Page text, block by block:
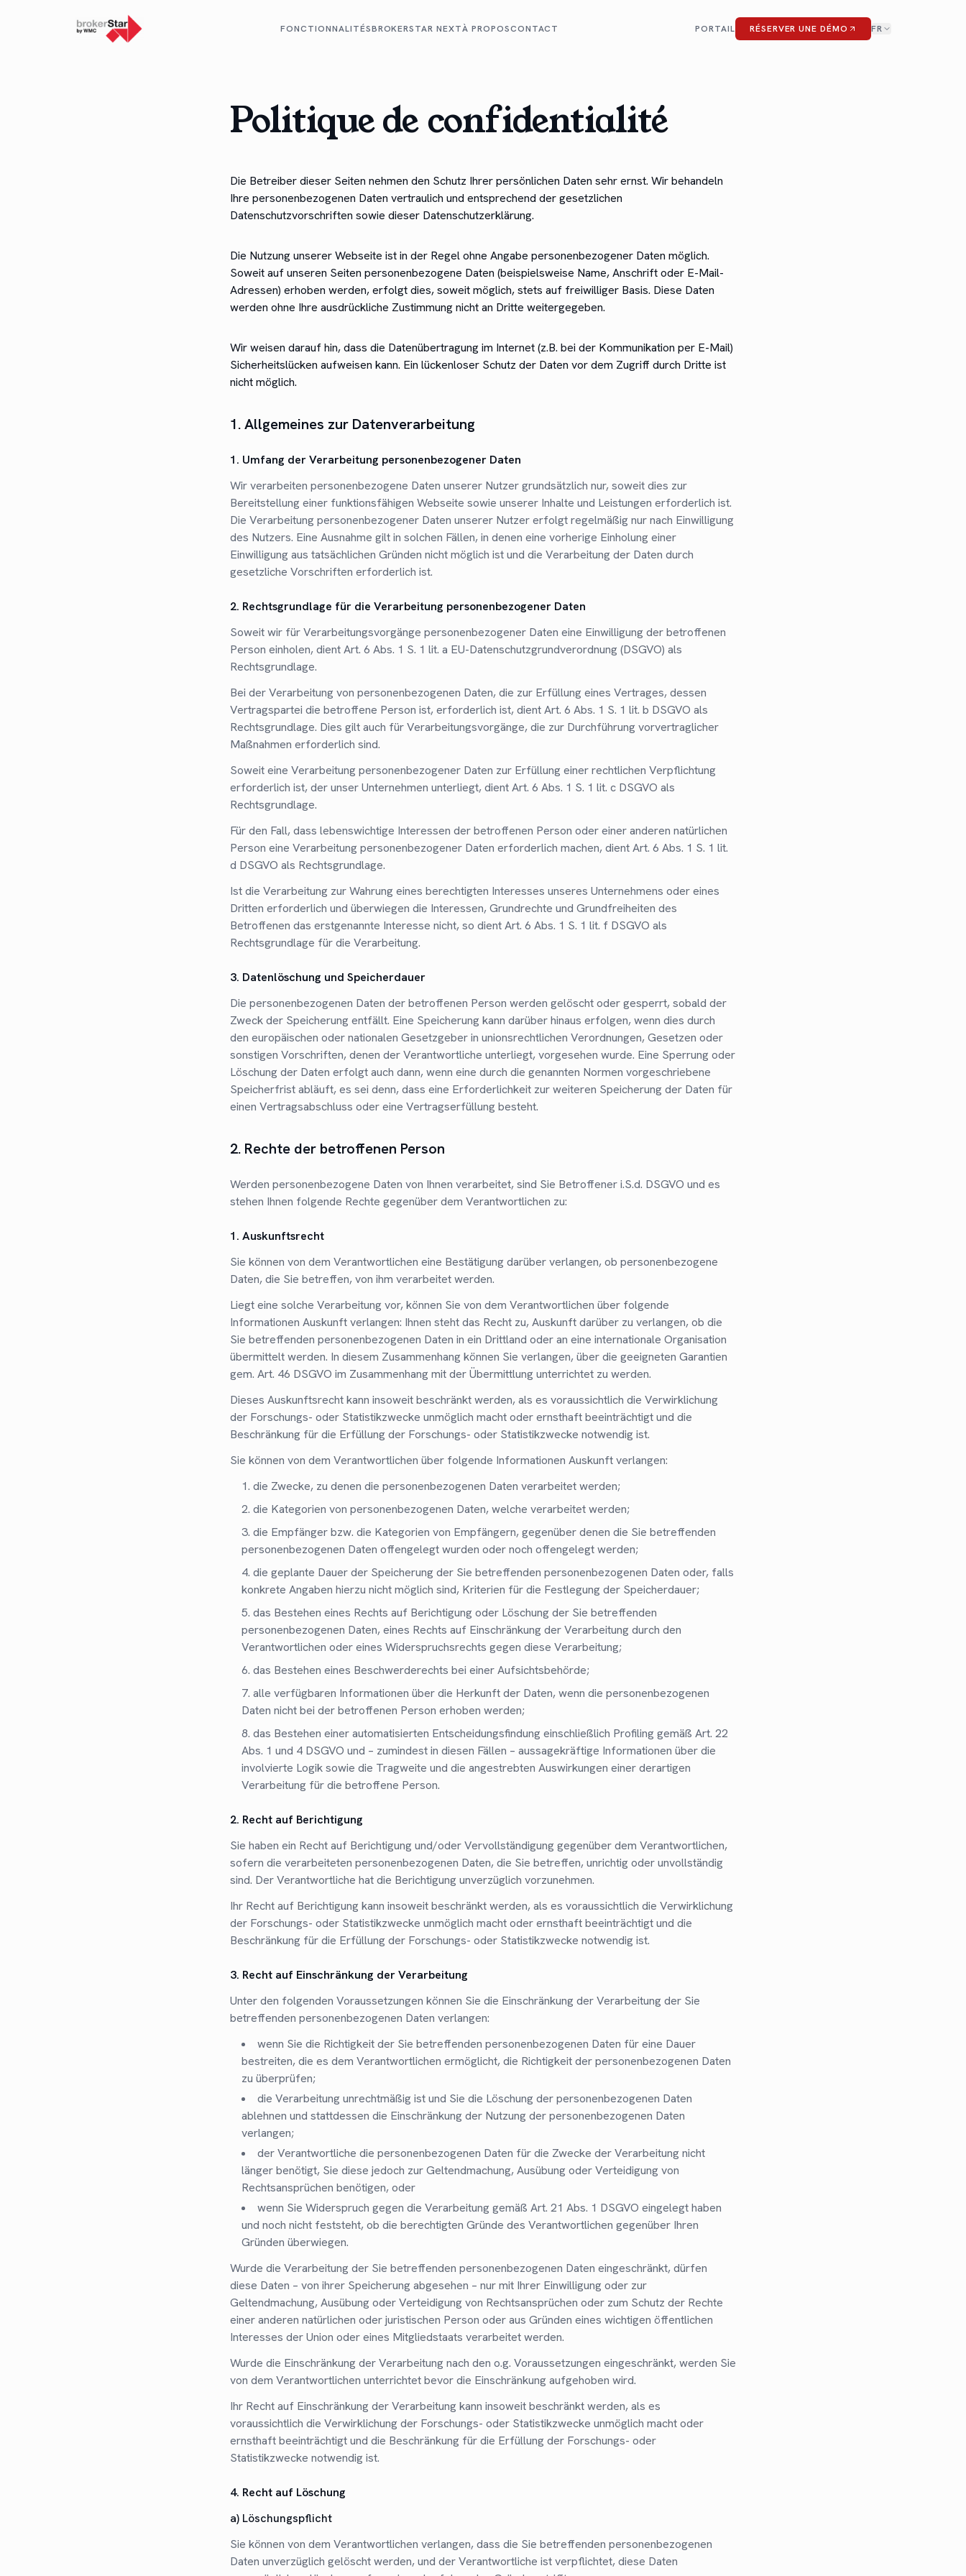
FONCTIONNALITÉSBROKERSTAR NEXTÀ PROPOSCONTACT PORTAIL RÉSERVER UNE DÉMO FR
Politique de confidentialité
Die Betreiber dieser Seiten nehmen den Schutz Ihrer persönlichen Daten sehr ernst. Wir behandeln
Ihre personenbezogenen Daten vertraulich und entsprechend der gesetzlichen
Datenschutzvorschriften sowie dieser Datenschutzerklärung.
Die Nutzung unserer Webseite ist in der Regel ohne Angabe personenbezogener Daten möglich.
Soweit auf unseren Seiten personenbezogene Daten (beispielsweise Name, Anschrift oder E-Mail-
Adressen) erhoben werden, erfolgt dies, soweit möglich, stets auf freiwilliger Basis. Diese Daten
werden ohne Ihre ausdrückliche Zustimmung nicht an Dritte weitergegeben.
Wir weisen darauf hin, dass die Datenübertragung im Internet (z.B. bei der Kommunikation per E-Mail)
Sicherheitslücken aufweisen kann. Ein lückenloser Schutz der Daten vor dem Zugriff durch Dritte ist
nicht möglich.
1. Allgemeines zur Datenverarbeitung
1. Umfang der Verarbeitung personenbezogener Daten
Wir verarbeiten personenbezogene Daten unserer Nutzer grundsätzlich nur, soweit dies zur
Bereitstellung einer funktionsfähigen Webseite sowie unserer Inhalte und Leistungen erforderlich ist.
Die Verarbeitung personenbezogener Daten unserer Nutzer erfolgt regelmäßig nur nach Einwilligung
des Nutzers. Eine Ausnahme gilt in solchen Fällen, in denen eine vorherige Einholung einer
Einwilligung aus tatsächlichen Gründen nicht möglich ist und die Verarbeitung der Daten durch
gesetzliche Vorschriften erforderlich ist.
2. Rechtsgrundlage für die Verarbeitung personenbezogener Daten
Soweit wir für Verarbeitungsvorgänge personenbezogener Daten eine Einwilligung der betroffenen
Person einholen, dient Art. 6 Abs. 1 S. 1 lit. a EU-Datenschutzgrundverordnung (DSGVO) als
Rechtsgrundlage.
Bei der Verarbeitung von personenbezogenen Daten, die zur Erfüllung eines Vertrages, dessen
Vertragspartei die betroffene Person ist, erforderlich ist, dient Art. 6 Abs. 1 S. 1 lit. b DSGVO als
Rechtsgrundlage. Dies gilt auch für Verarbeitungsvorgänge, die zur Durchführung vorvertraglicher
Maßnahmen erforderlich sind.
Soweit eine Verarbeitung personenbezogener Daten zur Erfüllung einer rechtlichen Verpflichtung
erforderlich ist, der unser Unternehmen unterliegt, dient Art. 6 Abs. 1 S. 1 lit. c DSGVO als
Rechtsgrundlage.
Für den Fall, dass lebenswichtige Interessen der betroffenen Person oder einer anderen natürlichen
Person eine Verarbeitung personenbezogener Daten erforderlich machen, dient Art. 6 Abs. 1 S. 1 lit.
d DSGVO als Rechtsgrundlage.
Ist die Verarbeitung zur Wahrung eines berechtigten Interesses unseres Unternehmens oder eines
Dritten erforderlich und überwiegen die Interessen, Grundrechte und Grundfreiheiten des
Betroffenen das erstgenannte Interesse nicht, so dient Art. 6 Abs. 1 S. 1 lit. f DSGVO als
Rechtsgrundlage für die Verarbeitung.
3. Datenlöschung und Speicherdauer
Die personenbezogenen Daten der betroffenen Person werden gelöscht oder gesperrt, sobald der
Zweck der Speicherung entfällt. Eine Speicherung kann darüber hinaus erfolgen, wenn dies durch
den europäischen oder nationalen Gesetzgeber in unionsrechtlichen Verordnungen, Gesetzen oder
sonstigen Vorschriften, denen der Verantwortliche unterliegt, vorgesehen wurde. Eine Sperrung oder
Löschung der Daten erfolgt auch dann, wenn eine durch die genannten Normen vorgeschriebene
Speicherfrist abläuft, es sei denn, dass eine Erforderlichkeit zur weiteren Speicherung der Daten für
einen Vertragsabschluss oder eine Vertragserfüllung besteht.
2. Rechte der betroffenen Person
Werden personenbezogene Daten von Ihnen verarbeitet, sind Sie Betroffener i.S.d. DSGVO und es
stehen Ihnen folgende Rechte gegenüber dem Verantwortlichen zu:
1. Auskunftsrecht
Sie können von dem Verantwortlichen eine Bestätigung darüber verlangen, ob personenbezogene
Daten, die Sie betreffen, von ihm verarbeitet werden.
Liegt eine solche Verarbeitung vor, können Sie von dem Verantwortlichen über folgende
Informationen Auskunft verlangen: Ihnen steht das Recht zu, Auskunft darüber zu verlangen, ob die
Sie betreffenden personenbezogenen Daten in ein Drittland oder an eine internationale Organisation
übermittelt werden. In diesem Zusammenhang können Sie verlangen, über die geeigneten Garantien
gem. Art. 46 DSGVO im Zusammenhang mit der Übermittlung unterrichtet zu werden.
Dieses Auskunftsrecht kann insoweit beschränkt werden, als es voraussichtlich die Verwirklichung
der Forschungs- oder Statistikzwecke unmöglich macht oder ernsthaft beeinträchtigt und die
Beschränkung für die Erfüllung der Forschungs- oder Statistikzwecke notwendig ist.
Sie können von dem Verantwortlichen über folgende Informationen Auskunft verlangen:
die Zwecke, zu denen die personenbezogenen Daten verarbeitet werden;
die Kategorien von personenbezogenen Daten, welche verarbeitet werden;
die Empfänger bzw. die Kategorien von Empfängern, gegenüber denen die Sie betreffenden
personenbezogenen Daten offengelegt wurden oder noch offengelegt werden;
die geplante Dauer der Speicherung der Sie betreffenden personenbezogenen Daten oder, falls
konkrete Angaben hierzu nicht möglich sind, Kriterien für die Festlegung der Speicherdauer;
das Bestehen eines Rechts auf Berichtigung oder Löschung der Sie betreffenden
personenbezogenen Daten, eines Rechts auf Einschränkung der Verarbeitung durch den
Verantwortlichen oder eines Widerspruchsrechts gegen diese Verarbeitung;
das Bestehen eines Beschwerderechts bei einer Aufsichtsbehörde;
alle verfügbaren Informationen über die Herkunft der Daten, wenn die personenbezogenen
Daten nicht bei der betroffenen Person erhoben werden;
das Bestehen einer automatisierten Entscheidungsfindung einschließlich Profiling gemäß Art. 22
Abs. 1 und 4 DSGVO und – zumindest in diesen Fällen – aussagekräftige Informationen über die
involvierte Logik sowie die Tragweite und die angestrebten Auswirkungen einer derartigen
Verarbeitung für die betroffene Person.
2. Recht auf Berichtigung
Sie haben ein Recht auf Berichtigung und/oder Vervollständigung gegenüber dem Verantwortlichen,
sofern die verarbeiteten personenbezogenen Daten, die Sie betreffen, unrichtig oder unvollständig
sind. Der Verantwortliche hat die Berichtigung unverzüglich vorzunehmen.
Ihr Recht auf Berichtigung kann insoweit beschränkt werden, als es voraussichtlich die Verwirklichung
der Forschungs- oder Statistikzwecke unmöglich macht oder ernsthaft beeinträchtigt und die
Beschränkung für die Erfüllung der Forschungs- oder Statistikzwecke notwendig ist.
3. Recht auf Einschränkung der Verarbeitung
Unter den folgenden Voraussetzungen können Sie die Einschränkung der Verarbeitung der Sie
betreffenden personenbezogenen Daten verlangen:
wenn Sie die Richtigkeit der Sie betreffenden personenbezogenen Daten für eine Dauer
bestreiten, die es dem Verantwortlichen ermöglicht, die Richtigkeit der personenbezogenen Daten
zu überprüfen;
die Verarbeitung unrechtmäßig ist und Sie die Löschung der personenbezogenen Daten
ablehnen und stattdessen die Einschränkung der Nutzung der personenbezogenen Daten
verlangen;
der Verantwortliche die personenbezogenen Daten für die Zwecke der Verarbeitung nicht
länger benötigt, Sie diese jedoch zur Geltendmachung, Ausübung oder Verteidigung von
Rechtsansprüchen benötigen, oder
wenn Sie Widerspruch gegen die Verarbeitung gemäß Art. 21 Abs. 1 DSGVO eingelegt haben
und noch nicht feststeht, ob die berechtigten Gründe des Verantwortlichen gegenüber Ihren
Gründen überwiegen.
Wurde die Verarbeitung der Sie betreffenden personenbezogenen Daten eingeschränkt, dürfen
diese Daten – von ihrer Speicherung abgesehen – nur mit Ihrer Einwilligung oder zur
Geltendmachung, Ausübung oder Verteidigung von Rechtsansprüchen oder zum Schutz der Rechte
einer anderen natürlichen oder juristischen Person oder aus Gründen eines wichtigen öffentlichen
Interesses der Union oder eines Mitgliedstaats verarbeitet werden.
Wurde die Einschränkung der Verarbeitung nach den o.g. Voraussetzungen eingeschränkt, werden Sie
von dem Verantwortlichen unterrichtet bevor die Einschränkung aufgehoben wird.
Ihr Recht auf Einschränkung der Verarbeitung kann insoweit beschränkt werden, als es
voraussichtlich die Verwirklichung der Forschungs- oder Statistikzwecke unmöglich macht oder
ernsthaft beeinträchtigt und die Beschränkung für die Erfüllung der Forschungs- oder
Statistikzwecke notwendig ist.
4. Recht auf Löschung
a) Löschungspflicht
Sie können von dem Verantwortlichen verlangen, dass die Sie betreffenden personenbezogenen
Daten unverzüglich gelöscht werden, und der Verantwortliche ist verpflichtet, diese Daten